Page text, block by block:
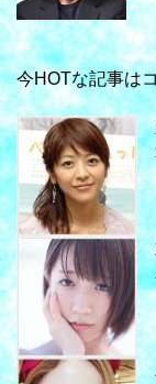
今HOTな記事は